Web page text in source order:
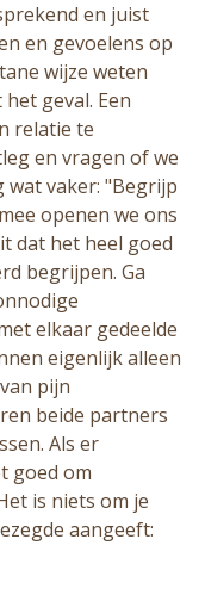
en juist
en gevoelens op
wijze weten
geval. Een
relatie te
en vragen of we
wat vaker: "Begrijp
openen we ons
dat het heel goed
begrijpen. Ga
elkaar gedeelde
eigenlijk alleen
pijn
beide partners
Als er
goed om
is niets om je
aangeeft: